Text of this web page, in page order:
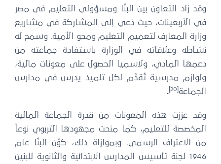
وقد زاد التعاون بين البنّا ومسؤولي التعليم في مصر
في الأربعينات، حيث دُعي إلى المشاركة في مشاريع
وزارة المعارف لتعميم التعليم ومحو الأمية. وسمح له
نشاطه وعلاقاته في الوزارة باستفادة جماعته من
دعمها المادي، ولاسميا الحصول على معونات مالية،
ولوازم مدرسية تُقدَّم لكل تلميذ يدرس في مدارس
الجماعة
.
وقد عززت هذه المعونات من قدرة الجماعة المالية
المخصصة للتعليم، كما منحت مجهودها التربوي نوعاً
من الاعتراف الرسمي. وبموازاة ذلك، كوَّن البنّا عام
1946 لجنة تأسيس المدارس الابتدائية والثانوية للبنين